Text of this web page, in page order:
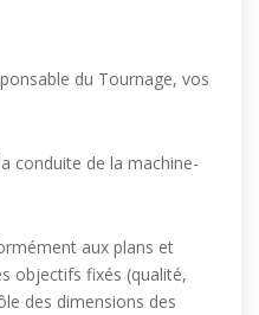
du Tournage, vos
conduite de la machine-
aux plans et
objectifs fixés (qualité,
des dimensions des